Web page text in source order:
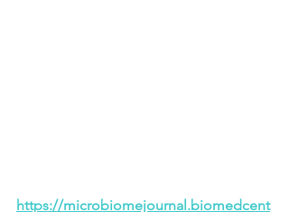
https://microbiomejournal.biomedcent